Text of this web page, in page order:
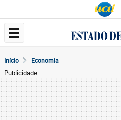
Início Economia
Publicidade